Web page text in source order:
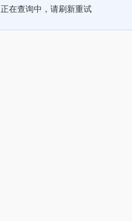
正在查询中，请刷新重试